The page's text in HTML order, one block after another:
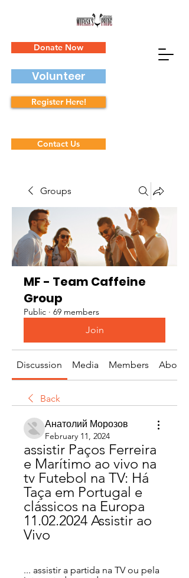
Donate Now
Volunteer
Register Here!
Contact Us
Groups
MF - Team Caffeine
Group
Public · 69 members
Join
Discussion Media Members About
Back
Анатолий Морозов
February 11, 2024
assistir Paços Ferreira
e Marítimo ao vivo na
tv Futebol na TV: Há
Taça em Portugal e
clássicos na Europa
11.02.2024 Assistir ao
Vivo
... assistir a partida na TV ou pela